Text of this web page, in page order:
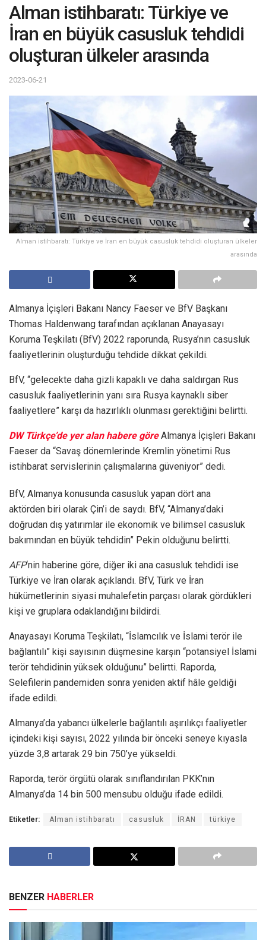
Alman istihbaratı: Türkiye ve
İran en büyük casusluk tehdidi
oluşturan ülkeler arasında
2023-06-21
Alman istihbaratı: Türkiye ve İran en büyük casusluk tehdidi oluşturan ülkeler
arasında
Almanya İçişleri Bakanı Nancy Faeser ve BfV Başkanı
Thomas Haldenwang tarafından açıklanan Anayasayı
Koruma Teşkilatı (BfV) 2022 raporunda, Rusya’nın casusluk
faaliyetlerinin oluşturduğu tehdide dikkat çekildi.
BfV, “gelecekte daha gizli kapaklı ve daha saldırgan Rus
casusluk faaliyetlerinin yanı sıra Rusya kaynaklı siber
faaliyetlere” karşı da hazırlıklı olunması gerektiğini belirtti.
DW Türkçe’de yer alan habere göreAlmanya İçişleri Bakanı
Faeser da “Savaş dönemlerinde Kremlin yönetimi Rus
istihbarat servislerinin çalışmalarına güveniyor” dedi.
BfV, Almanya konusunda casusluk yapan dört ana
aktörden biri olarak Çin’i de saydı. BfV, “Almanya’daki
doğrudan dış yatırımlar ile ekonomik ve bilimsel casusluk
bakımından en büyük tehdidin” Pekin olduğunu belirtti.
AFP‘nin haberine göre, diğer iki ana casusluk tehdidi ise
Türkiye ve İran olarak açıklandı. BfV, Türk ve İran
hükümetlerinin siyasi muhalefetin parçası olarak gördükleri
kişi ve gruplara odaklandığını bildirdi.
Anayasayı Koruma Teşkilatı, “İslamcılık ve İslami terör ile
bağlantılı” kişi sayısının düşmesine karşın “potansiyel İslami
terör tehdidinin yüksek olduğunu” belirtti. Raporda,
Selefilerin pandemiden sonra yeniden aktif hâle geldiği
ifade edildi.
Almanya’da yabancı ülkelerle bağlantılı aşırılıkçı faaliyetler
içindeki kişi sayısı, 2022 yılında bir önceki seneye kıyasla
yüzde 3,8 artarak 29 bin 750’ye yükseldi.
Raporda, terör örgütü olarak sınıflandırılan PKK’nın
Almanya’da 14 bin 500 mensubu olduğu ifade edildi.
Etiketler: Alman istihbaratı casusluk İRAN türkiye
BENZER HABERLER